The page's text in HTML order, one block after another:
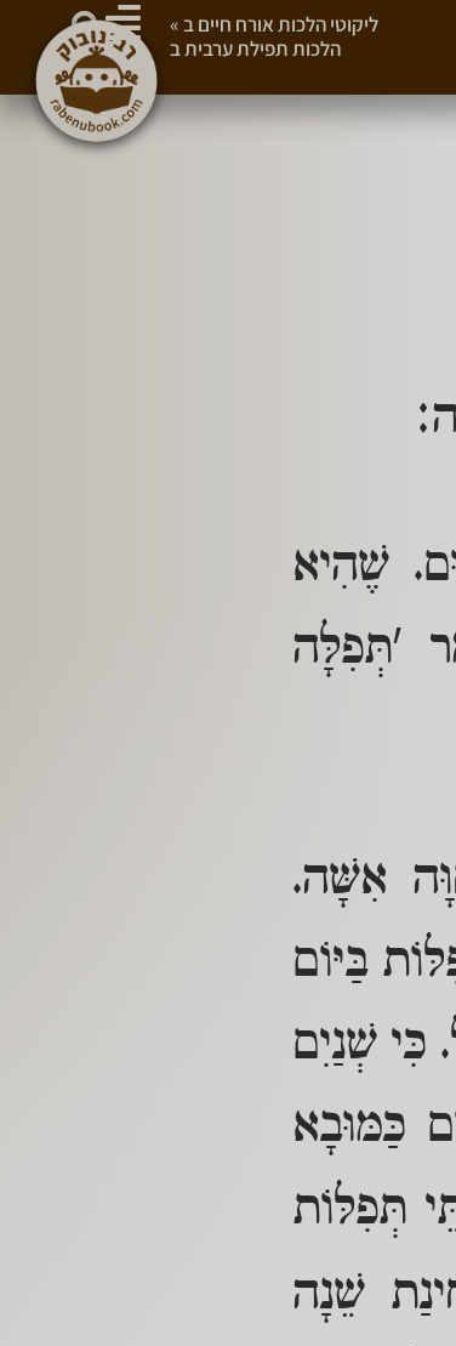
שֶׁהִיא
'תְּפִלָּה
אִשָּׁה.
בַּיּוֹם
כִּי שְׁנַיִם
כַּמּוּבָא
תְּפִלּוֹת
שֵׁנָה
ליקוטי הלכות אורח חיים ב»
הלכות תפילת ערבית ב